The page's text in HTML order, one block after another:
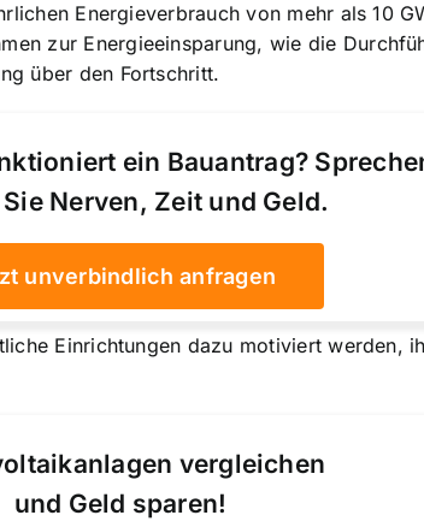
Energieverbrauch von mehr als 10
zur Energieeinsparung, wie die
über den Fortschritt.
ein Bauantrag?
Nerven, Zeit und Geld.
unverbindlich anfragen
Einrichtungen dazu motiviert werden,
vergleichen
und Geld sparen!